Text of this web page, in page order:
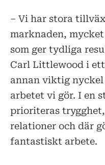
– Vi har stora
marknaden,
som ger tydliga
Carl Littlewood i ett
annan viktig
arbetet vi gör. I en
prioriteras
relationer och där
fantastiskt arbete.